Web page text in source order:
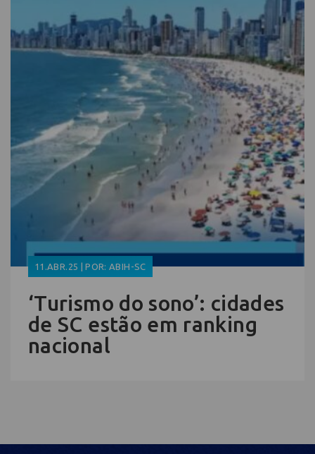
11.ABR.25 | POR: ABIH-SC
‘Turismo do sono’: cidades
de SC estão em ranking
nacional